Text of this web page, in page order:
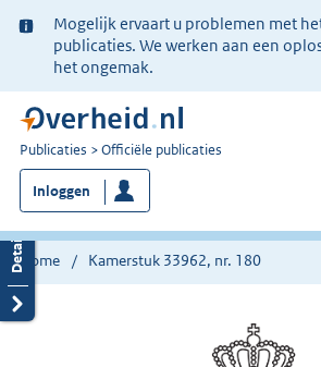
Ter
informatie:
Mogelijk ervaart u problemen met
publicaties. We werken aan een
het ongemak.
U
bent
nu
hier:
Publicaties Officiële publicaties
Inloggen
Home Kamerstuk 33962, nr. 180